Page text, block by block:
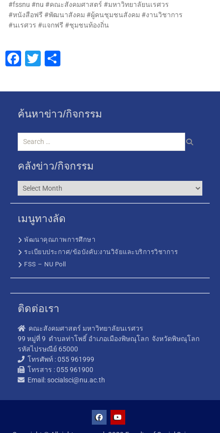
#fssnu #nu #คณะสังคมศาสตร์ #มหาวิทยาลัยนเรศวร
#หนังสือฟรี #พัฒนาสังคม #ผู้คนชุมชนสังคม #งานวิชาการ
#นเรศวร #แจกฟรี #ชุมชนท้องถิ่น
Facebook
Twitter
Share
ค้นหาข่าว/กิจกรรม
คลังข่าว/กิจกรรม
เมนูทางลัด
พัฒนาคุณภาพการศึกษา
ระเบียบประกาศ/ข้อบังคับ:งานวิจัยและบริการวิชาการ
FSS – NU Poll
ติดต่อเรา
คณะสังคมศาสตร์ มหาวิทยาลัยนเรศวร
99 หมู่ที่ 9 ตำบลท่าโพธิ์ อำเภอเมืองพิษณุโลก จังหวัดพิษณุโลก
รหัสไปรษณีย์ 65000
โทรศัพท์ : 055 961999
โทรสาร : 055 961900
Email: socialsci@nu.ac.th